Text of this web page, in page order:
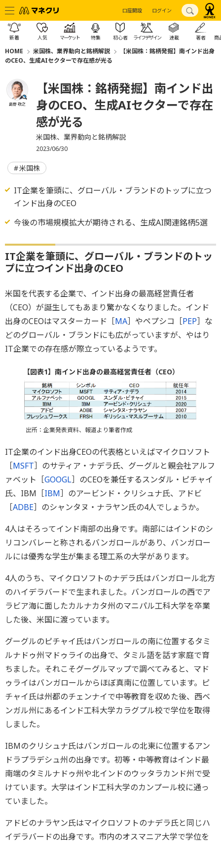
口座開設 ログイン
新着 人気 マーケット 特集 初心者 ライフデザイン 連載 著者 商
HOME 米国株、業界動向と銘柄解説
【米国株：銘柄発掘】南インド出身
のCEO、生成AIセクターで存在感が光る
島野 敬之
【米国株：銘柄発掘】南インド出
身のCEO、生成AIセクターで存在
感が光る
米国株、業界動向と銘柄解説
2023/06/30
米国株
IT企業を筆頭に、グローバル・ブランドのトップに立つ
インド出身のCEO
今後の市場規模拡大が期待される、生成AI関連銘柄5選
IT企業を筆頭に、グローバル・ブランドのトッ
プに立つインド出身のCEO
米国を代表する企業で、インド出身の最高経営責任者
（CEO）が誕生してもあまり驚かなくなりました。インド
出身のCEOはマスターカード［MA］やペプシコ［PEP］な
どのグローバル・ブランドにも広がっていますが、やはり
IT企業での存在感が際立っているようです。
【図表1】南インド出身の最高経営責任者（CEO）
出所：企業発表資料、報道より筆者作成
IT企業のインド出身CEOの代表格といえばマイクロソフト
［MSFT］のサティア・ナデラ氏、グーグルと親会社アルフ
ァベット［GOOGL］のCEOを兼任するスンダル・ピチャイ
氏、IBM［IBM］のアービンド・クリシュナ氏、アドビ
［ADBE］のシャンタヌ・ナラヤン氏の4人でしょうか。
4人はそろってインド南部の出身です。南部にはインドのシ
リコンバレーと称されるバンガロールがあり、バンガロー
ルには優秀な学生が集まる理工系の大学があります。
4人のうち、マイクロソフトのナデラ氏はバンガロール北方
のハイデラバードで生まれました。バンガロールの西でア
ラビア海に面したカルナカタ州のマニパル工科大学を卒業
した後、米国に渡っています。
グーグルのピチャイ氏はバンガロールの南に位置するタミ
ルナドゥ州マドゥライの出身で、タミル語を話す家庭で育
ちました。それこそグーグルマップで調べてみると、マド
ゥライはバンガロールからほぼ真南に位置しています。ピ
チャイ氏は州都のチェンナイで中等教育を収めた後、西ベ
ンガル州にあるインド工科大学カラグプル校で学位を取得
しました。
IBMのクリシュナ氏はバンガロールの北東に位置するアン
ドラプラデシュ州の出身です。初等・中等教育はインド最
南端のタミルナドゥ州や北インドのウッタラカンド州で受
けています。大学はインド工科大学のカンプール校に通っ
ていました。
アドビのナラヤン氏はマイクロソフトのナデラ氏と同じハ
イデラバードの出身です。市内のオスマニア大学で学位を